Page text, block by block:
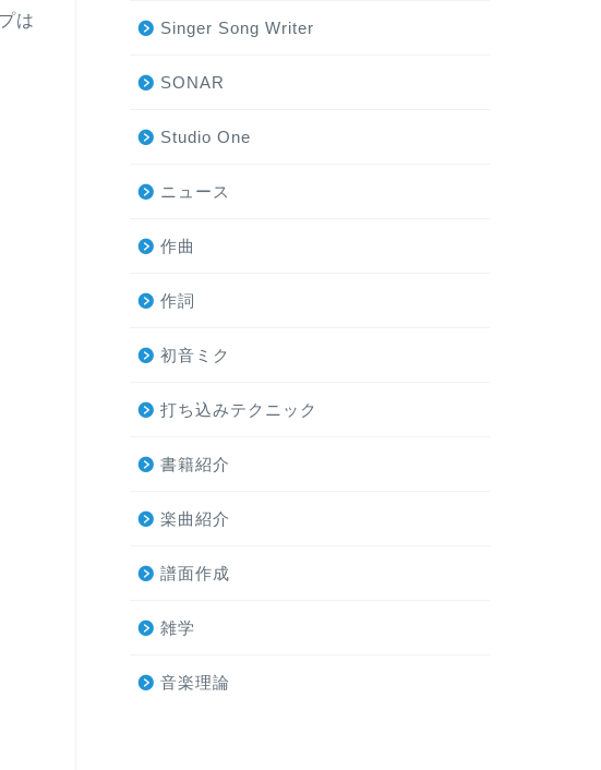
は
Singer Song Writer
SONAR
Studio One
ニュース
作曲
作詞
初音ミク
打ち込みテクニック
書籍紹介
楽曲紹介
譜面作成
雑学
音楽理論